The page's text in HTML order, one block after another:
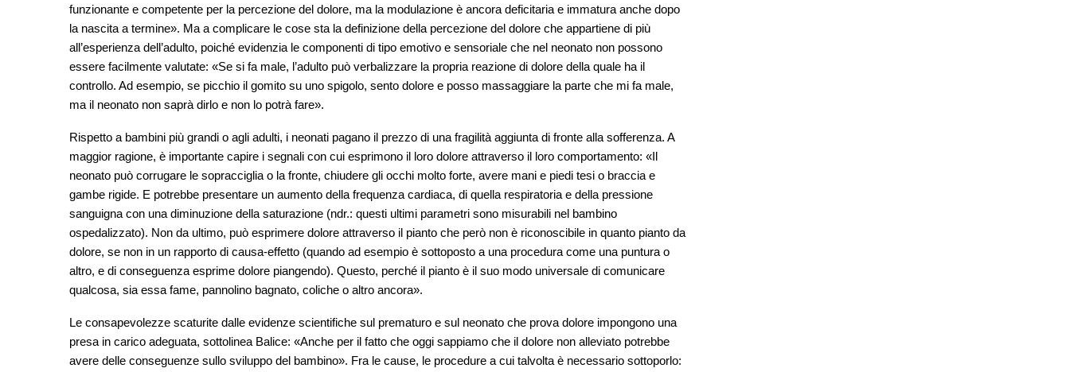
funzionante e competente per la percezione del dolore, ma la modulazione è ancora deficitaria e immatura anche dopo
la nascita a termine». Ma a complicare le cose sta la definizione della percezione del dolore che appartiene di più
all’esperienza dell’adulto, poiché evidenzia le componenti di tipo emotivo e sensoriale che nel neonato non possono
essere facilmente valutate: «Se si fa male, l’adulto può verbalizzare la propria reazione di dolore della quale ha il
controllo. Ad esempio, se picchio il gomito su uno spigolo, sento dolore e posso massaggiare la parte che mi fa male,
ma il neonato non saprà dirlo e non lo potrà fare».
Rispetto a bambini più grandi o agli adulti, i neonati pagano il prezzo di una fragilità aggiunta di fronte alla sofferenza. A
maggior ragione, è importante capire i segnali con cui esprimono il loro dolore attraverso il loro comportamento: «Il
neonato può corrugare le sopracciglia o la fronte, chiudere gli occhi molto forte, avere mani e piedi tesi o braccia e
gambe rigide. E potrebbe presentare un aumento della frequenza cardiaca, di quella respiratoria e della pressione
sanguigna con una diminuzione della saturazione (ndr.: questi ultimi parametri sono misurabili nel bambino
ospedalizzato). Non da ultimo, può esprimere dolore attraverso il pianto che però non è riconoscibile in quanto pianto da
dolore, se non in un rapporto di causa-effetto (quando ad esempio è sottoposto a una procedura come una puntura o
altro, e di conseguenza esprime dolore piangendo). Questo, perché il pianto è il suo modo universale di comunicare
qualcosa, sia essa fame, pannolino bagnato, coliche o altro ancora».
Le consapevolezze scaturite dalle evidenze scientifiche sul prematuro e sul neonato che prova dolore impongono una
presa in carico adeguata, sottolinea Balice: «Anche per il fatto che oggi sappiamo che il dolore non alleviato potrebbe
avere delle conseguenze sullo sviluppo del bambino». Fra le cause, le procedure a cui talvolta è necessario sottoporlo: